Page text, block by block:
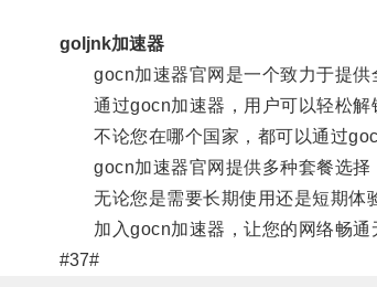
goljnk加速器
gocn加速器官网是一个致力于提供
通过gocn加速器，用户可以轻松解
不论您在哪个国家，都可以通过
gocn加速器官网提供多种套餐选择
无论您是需要长期使用还是短期体
加入gocn加速器，让您的网络畅通
#37#